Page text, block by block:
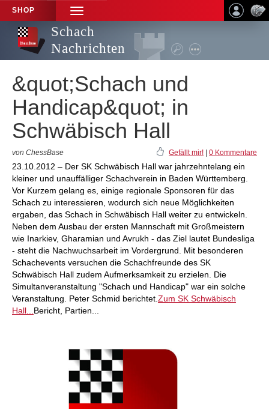
SHOP
TOGGLE
NAVIGATION
Schach
Nachrichten
&quot;Schach und
Handicap&quot; in
Schwäbisch Hall
von ChessBase Gefällt mir! 0 Kommentare
23.10.2012 – Der SK Schwäbisch Hall war jahrzehntelang ein
kleiner und unauffälliger Schachverein in Baden Württemberg.
Vor Kurzem gelang es, einige regionale Sponsoren für das
Schach zu interessieren, wodurch sich neue Möglichkeiten
ergaben, das Schach in Schwäbisch Hall weiter zu entwickeln.
Neben dem Ausbau der ersten Mannschaft mit Großmeistern
wie Inarkiev, Gharamian und Avrukh - das Ziel lautet Bundesliga
- steht die Nachwuchsarbeit im Vordergrund. Mit besonderen
Schachevents versuchen die Schachfreunde des SK
Schwäbisch Hall zudem Aufmerksamkeit zu erzielen. Die
Simultanveranstaltung "Schach und Handicap" war ein solche
Veranstaltung. Peter Schmid berichtet. Zum SK Schwäbisch
Hall... Bericht, Partien...